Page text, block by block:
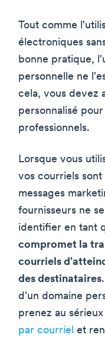
Tout comme
électroniques
bonne pratique,
personnelle ne
cela, vous devez
personnalisé
professionnels.
Lorsque vous
vos courriels
messages
fournisseurs ne
identifier en tant
compromet la
courriels
des destinataires
d'un domaine
prenez au
par courriel et